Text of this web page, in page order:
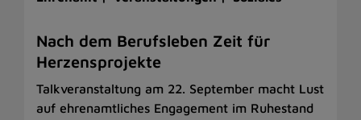
Nach dem Berufsleben Zeit für
Herzensprojekte
Talkveranstaltung am 22. September macht Lust
auf ehrenamtliches Engagement im Ruhestand